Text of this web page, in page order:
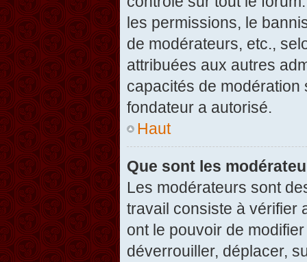
les permissions, le
de modérateurs, etc.,
attribuées aux autres
capacités de modération
fondateur a autorisé.
Haut
Que sont les
Les modérateurs sont
travail consiste à vérifier
ont le pouvoir de
déverrouiller, déplacer,